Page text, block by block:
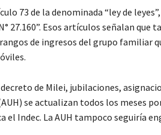
73 de la denominada “ley de
N° 27.160”. Esos artículos señalan
de ingresos del grupo familiar
decreto de Milei, jubilaciones,
se actualizan todos los meses
el Indec. La AUH tampoco seguiría